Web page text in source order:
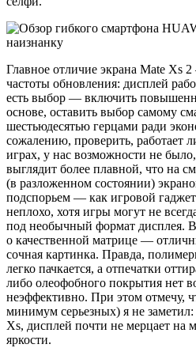
Главное отличие экрана Mate Xs
частоты обновления: дисплей
есть выбор — включить
основе, оставить выбор самому
шестьюдесятью герцами ради
сожалению, проверить, работает
играх, у нас возможности не
выглядит более плавной, что на
(в разложенном состоянии)
подспорьем — как игровой
неплохо, хотя игры могут не
под необычный формат дисплея.
о качественной матрице —
сочная картинка. Правда,
легко пачкается, а отпечатки
либо олеофобного покрытия нет
неэффективно. При этом
минимум серьезных) я не
Xs, дисплей почти не мерцает на
яркости.